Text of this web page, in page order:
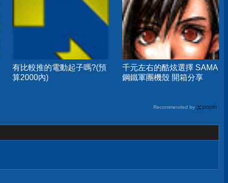
有比較推的電動起子嗎?(預
算2000內)
千元左右的酷炫選擇 SAMA
鋼鐵軍團機殼 開箱分享
Recommended by